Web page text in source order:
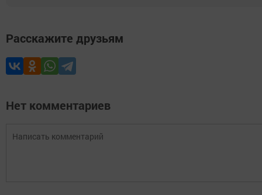
Расскажите друзьям
Нет комментариев